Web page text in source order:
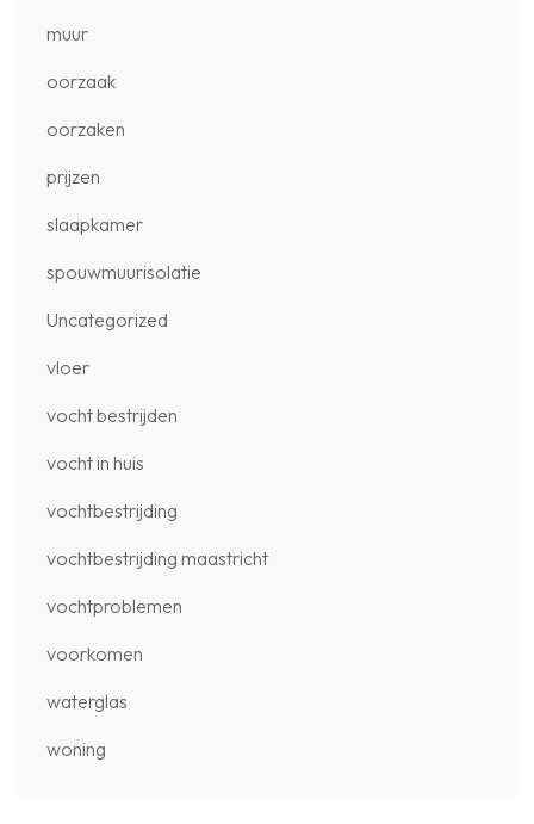
muur
oorzaak
oorzaken
prijzen
slaapkamer
spouwmuurisolatie
Uncategorized
vloer
vocht bestrijden
vocht in huis
vochtbestrijding
vochtbestrijding maastricht
vochtproblemen
voorkomen
waterglas
woning